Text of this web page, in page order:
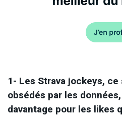
1- Les Strava jockeys,
obsédés par les
davantage pour les likes